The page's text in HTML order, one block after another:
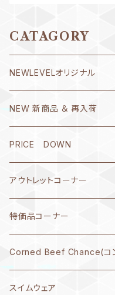
CATAGORY
NEWLEVELオリジナル
Ｔシャツ
書き心 春流・破留(ハル)シ
REBORN(リヴォーン)
SHU matsukura
緑川マリナ
スーパーお父さん
NEW 新商品 ＆ 再入荷
8月1日～10日
7月21日～31日
7月11日～20日
7月1日～10日
6月21日～30日
PRICE DOWN
2026年5月
2026年4月
2026年3月
2026年2月
アウトレットコーナー
特価品コーナー
レディス水着
ガールズ水着
Corned Beef Chance(コン
Tシャツ
スイムウェア